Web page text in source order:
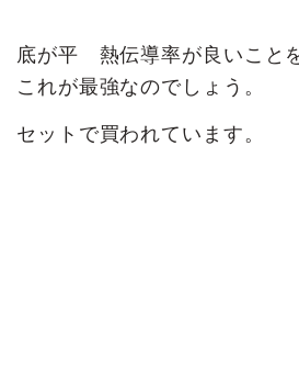
底が平 熱伝導率が良いこと
これが最強なのでしょう。
セットで買われています。